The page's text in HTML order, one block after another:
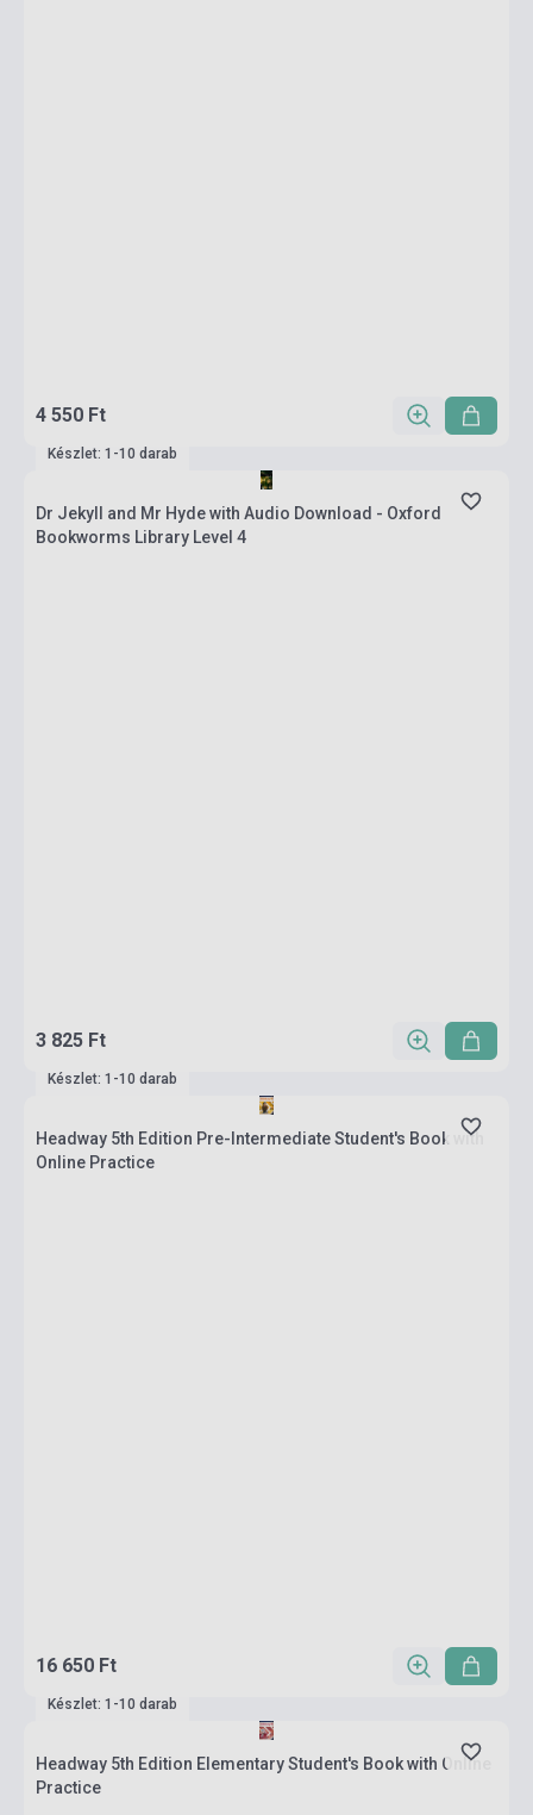
4 550 Ft
Készlet: 1-10 darab
Dr Jekyll and Mr Hyde with Audio Download - Oxford
Bookworms Library Level 4
3 825 Ft
Készlet: 1-10 darab
Headway 5th Edition Pre-Intermediate Student's Book with
Online Practice
16 650 Ft
Készlet: 1-10 darab
Headway 5th Edition Elementary Student's Book with Online
Practice